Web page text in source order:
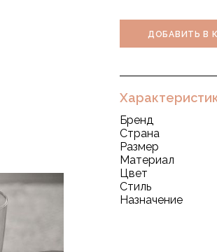
ДОБАВИТЬ В
Бренд
Страна
Размер
Материал
Цвет
Стиль
Назначение